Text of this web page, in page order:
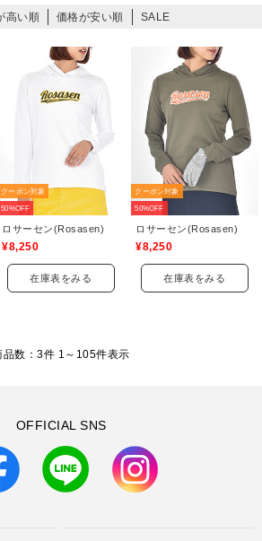
高い順 価格が安い順 SALE
クーポン対象
50%OFF
ロサーセン(Rosasen)
¥8,250
在庫表をみる
クーポン対象
50%OFF
ロサーセン(Rosasen)
¥8,250
在庫表をみる
品数：3件 1～ 105件表示
OFFICIAL SNS